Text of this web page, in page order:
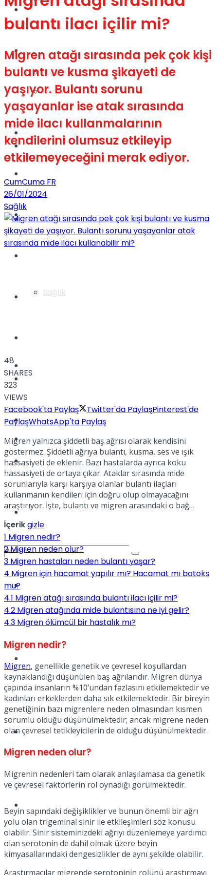
Videolar
Gündem
Yaşam
Sağlık
Kadınca
Dünya
Sinema
Gündem
Yaşam
Sağlık
Dünya
Müzik
Tatil
Spor
Podcast
No Result
bulantı ilacı içilir mi?
Migren atağı sırasında pek çok kişi
bulantı ve kusma şikayeti de
yaşıyor. Bulantı sorunu
yaşayanlar ise atak sırasında
mide ilacı kullanmalarının
kendilerini olumsuz etkileyip
etkilemeyeceğini merak ediyor.
CumCuma FR
26/01/2024
Sağlık
48
SHARES
323
VIEWS
Facebook'ta Paylaş
Twitter'da PaylaşPinterest'de
PaylaşWhatsApp'ta Paylaş
Migren yalnızca şiddetli baş ağrısı olarak kendisini
göstermez. Şiddetli ağrıya bulantı, kusma, ses ve ışık
hassasiyeti de eklenir. Bazı hastalarda ayrıca koku
hassasiyeti de ortaya çıkar. Ataklar sırasında mide
sorunlarıyla karşı karşıya olanlar bulantı ilaçları
kullanmanın kendileri için doğru olup olmayacağını
araştırıyor. İşte, bulantı ve migren arasındaki o bağ…
İçerikgizle
1 Migren nedir?
2Migren neden olur?
3 Migren hastaları neden bulantı yaşar?
4 Migren için hacamat yapılır mı? Hacamat mı botoks
mu?
4.1 Migren atağı sırasında bulantı ilacı içilir mi?
4.2 Migren atağında mide bulantısına ne iyi gelir?
4.3 Migren ölümcül bir hastalık mı?
Migren nedir?
Migren, genellikle genetik ve çevresel koşullardan
kaynaklandığı düşünülen baş ağrılarıdır. Migren dünya
çapında insanların %10’undan fazlasını etkilemektedir ve
kadınları erkeklerden daha sık etkilemektedir. Bir bireyin
genetiğinin bazı migrenlere neden olmasından kısmen
sorumlu olduğu düşünülmektedir; ancak migrene neden
olan çevresel tetikleyicilerin de olduğu düşünülmektedir.
Migren neden olur?
Migrenin nedenleri tam olarak anlaşılamasa da genetik
ve çevresel faktörlerin rol oynadığı görülmektedir.
Beyin sapındaki değişiklikler ve bunun önemli bir ağrı
yolu olan trigeminal sinir ile etkileşimleri söz konusu
olabilir. Sinir sisteminizdeki ağrıyı düzenlemeye yardımcı
olan serotonin de dahil olmak üzere beyin
kimyasallarındaki dengesizlikler de aynı şekilde olabilir.
Araştırmacılar migrende serotoninin rolünü araştırmayı